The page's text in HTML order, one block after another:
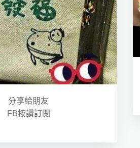
分享給朋友
FB按讚訂閱